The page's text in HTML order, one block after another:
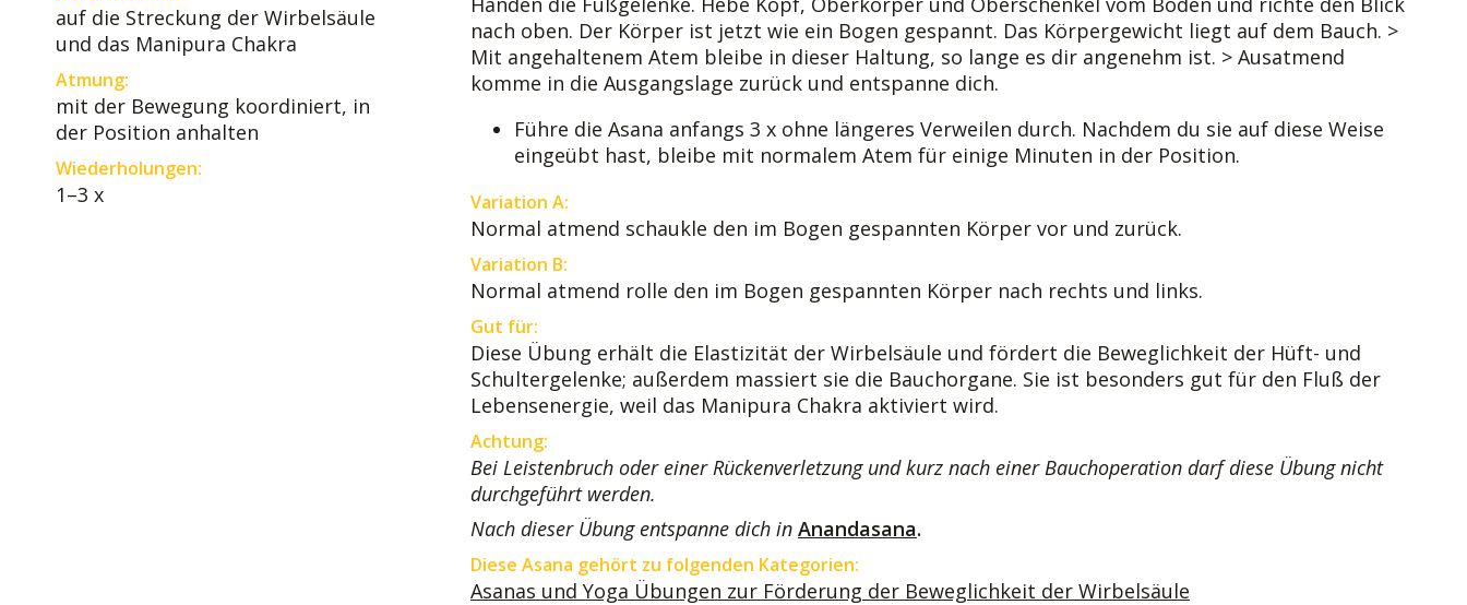
auf die Streckung der Wirbelsäule
und das Manipura Chakra
Atmung:
mit der Bewegung koordiniert, in
der Position anhalten
Wiederholungen:
1–3 x
nach oben. Der Körper ist jetzt wie ein Bogen gespannt. Das Körpergewicht liegt auf dem Bauch. >
Mit angehaltenem Atem bleibe in dieser Haltung, so lange es dir angenehm ist. > Ausatmend
komme in die Ausgangslage zurück und entspanne dich.
Führe die Asana anfangs 3 x ohne längeres Verweilen durch. Nachdem du sie auf diese Weise
eingeübt hast, bleibe mit normalem Atem für einige Minuten in der Position.
Variation A:
Normal atmend schaukle den im Bogen gespannten Körper vor und zurück.
Variation B:
Normal atmend rolle den im Bogen gespannten Körper nach rechts und links.
Gut für:
Diese Übung erhält die Elastizität der Wirbelsäule und fördert die Beweglichkeit der Hüft- und
Schultergelenke; außerdem massiert sie die Bauchorgane. Sie ist besonders gut für den Fluß der
Lebensenergie, weil das Manipura Chakra aktiviert wird.
Achtung:
Bei Leistenbruch oder einer Rückenverletzung und kurz nach einer Bauchoperation darf diese Übung nicht
durchgeführt werden.
Nach dieser Übung entspanne dich in Anandasana.
Diese Asana gehört zu folgenden Kategorien:
Asanas und Yoga Übungen zur Förderung der Beweglichkeit der Wirbelsäule